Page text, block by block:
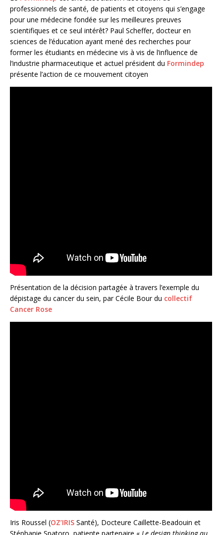
professionnels de santé, de patients et citoyens qui s’engage
pour une médecine fondée sur les meilleures preuves
scientifiques et ce seul intérêt? Paul Scheffer, docteur en
sciences de l’éducation ayant mené des recherches pour
former les étudiants en médecine vis à vis de l’influence de
l’industrie pharmaceutique et actuel président du Formindep
présente l’action de ce mouvement citoyen
Présentation de la décision partagée à travers l’exemple du
dépistage du cancer du sein, par Cécile Bour du collectif
Cancer Rose
Iris Roussel (OZ’IRIS Santé), Docteure Caillette-Beadouin et